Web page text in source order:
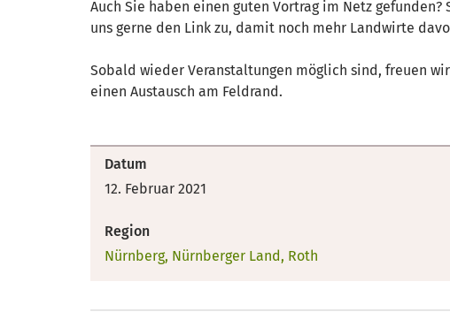
Auch Sie haben einen guten Vortrag im Netz gefunden?
uns gerne den Link zu, damit noch mehr Landwirte
Sobald wieder Veranstaltungen möglich sind, freuen
einen Austausch am Feldrand.
Datum
12. Februar 2021
Region
Nürnberg, Nürnberger Land, Roth